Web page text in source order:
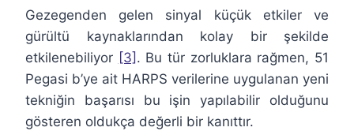
Gezegenden gelen sinyal küçük etkiler ve
gürültü kaynaklarından kolay bir şekilde
etkilenebiliyor [3] . Bu tür zorluklara rağmen, 51
Pegasi b’ye ait HARPS verilerine uygulanan yeni
tekniğin başarısı bu işin yapılabilir olduğunu
gösteren oldukça değerli bir kanıttır.